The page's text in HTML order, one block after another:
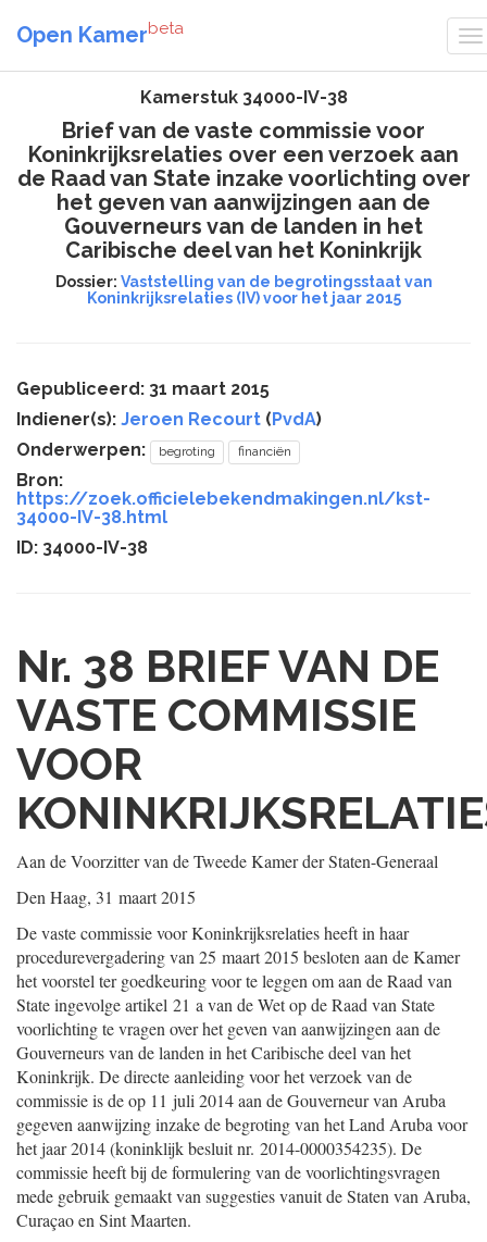
Open Kamerbeta
Kamerstuk 34000-IV-38
Brief van de vaste commissie voor
Koninkrijksrelaties over een verzoek aan
de Raad van State inzake voorlichting over
het geven van aanwijzingen aan de
Gouverneurs van de landen in het
Caribische deel van het Koninkrijk
Dossier: Vaststelling van de begrotingsstaat van
Koninkrijksrelaties (IV) voor het jaar 2015
Gepubliceerd: 31 maart 2015
Indiener(s): Jeroen Recourt (PvdA)
Onderwerpen:
begroting financiën
Bron:
https://zoek.officielebekendmakingen.nl/kst-
34000-IV-38.html
ID: 34000-IV-38
Nr. 38 BRIEF VAN DE
VASTE COMMISSIE
VOOR
Aan de Voorzitter van de Tweede Kamer der Staten-Generaal
Den Haag, 31 maart 2015
De vaste commissie voor Koninkrijksrelaties heeft in haar
procedurevergadering van 25 maart 2015 besloten aan de Kamer
het voorstel ter goedkeuring voor te leggen om aan de Raad van
State ingevolge artikel 21 a van de Wet op de Raad van State
voorlichting te vragen over het geven van aanwijzingen aan de
Gouverneurs van de landen in het Caribische deel van het
Koninkrijk. De directe aanleiding voor het verzoek van de
commissie is de op 11 juli 2014 aan de Gouverneur van Aruba
gegeven aanwijzing inzake de begroting van het Land Aruba voor
het jaar 2014 (koninklijk besluit nr. 2014-0000354235). De
commissie heeft bij de formulering van de voorlichtingsvragen
mede gebruik gemaakt van suggesties vanuit de Staten van Aruba,
Curaçao en Sint Maarten.